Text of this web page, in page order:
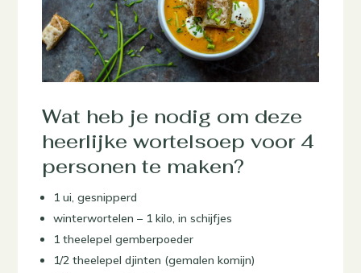
Wat heb je nodig om deze
heerlijke wortelsoep voor 4
personen te maken?
1 ui, gesnipperd
winterwortelen – 1 kilo, in schijfjes
1 theelepel gemberpoeder
1/2 theelepel djinten (gemalen komijn)